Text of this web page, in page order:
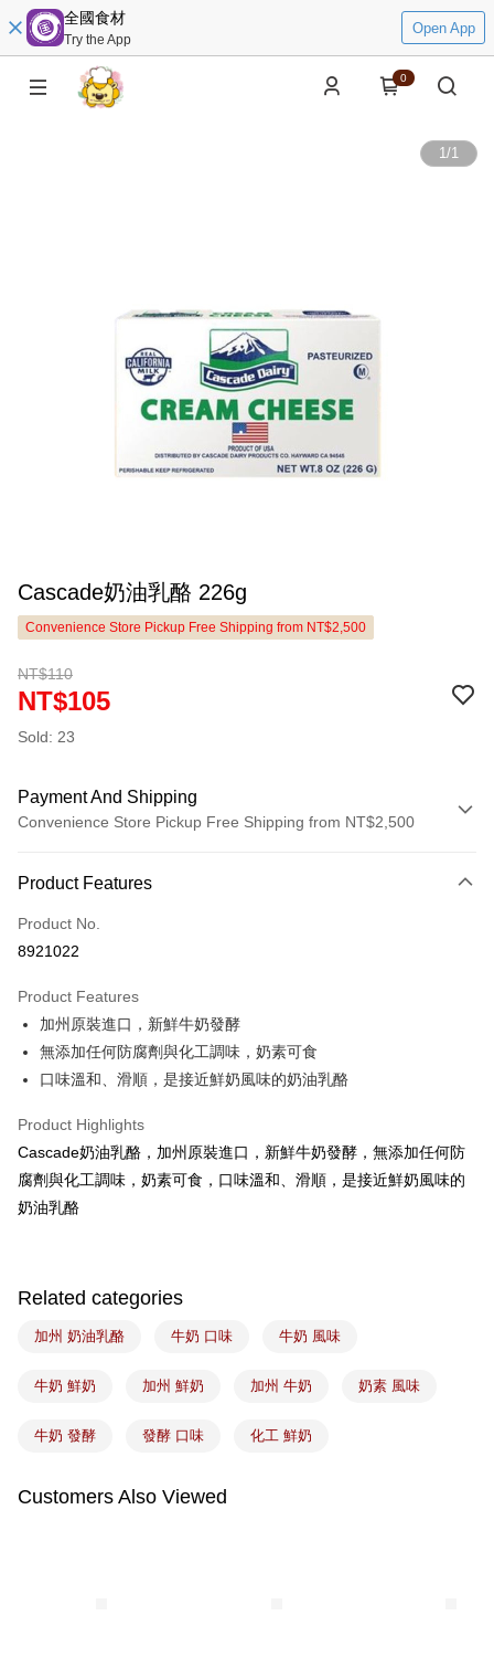
全國食材
Try the App
Open App
0
1/1
Cascade奶油乳酪 226g
Convenience Store Pickup Free Shipping from NT$2,500
NT$110
NT$105
Sold: 23
Payment And Shipping
Convenience Store Pickup Free Shipping from NT$2,500
Credit Card (Full Payment)
LINE Pay
Easy Wallet
Google Pay
ATM Transfer
Shipping Method
黑貓冷藏宅配-(限重20kg以下)
Free shipping
Product Features
Product No.
8921022
Product Features
加州原裝進口，新鮮牛奶發酵
無添加任何防腐劑與化工調味，奶素可食
口味溫和、滑順，是接近鮮奶風味的奶油乳酪
Product Highlights
Cascade奶油乳酪，加州原裝進口，新鮮牛奶發酵，無添加任何防
腐劑與化工調味，奶素可食，口味溫和、滑順，是接近鮮奶風味的
奶油乳酪
Related categories
加州 奶油乳酪 牛奶 口味 牛奶 風味
牛奶 鮮奶 加州 鮮奶 加州 牛奶 奶素 風味
牛奶 發酵 發酵 口味 化工 鮮奶
Customers Also Viewed